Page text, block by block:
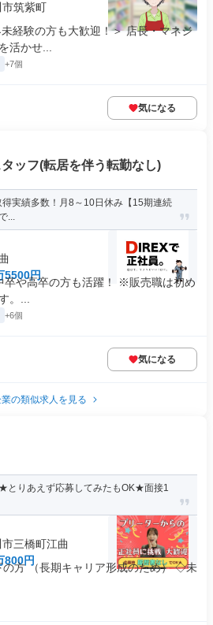
筑紫町
経験の方も大歓迎！＞ 店長・マネジ
活かせ...
+7個
気になる
ッフ(転居を伴う転勤なし)
実績多数！月8～10日休み【15期連続
...
5500円
や高卒の方も活躍！ ※販売職は初め
。...
+6個
気になる
の類似求人を見る
★とりあえず応募してみたもOK★面接1
三橋町江曲
800円
の方 （長期キャリア形成のため） ◇未